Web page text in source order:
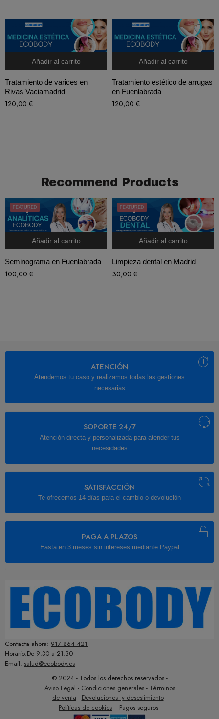
Añadir al carrito
Tratamiento de varices en
Rivas Vaciamadrid
120,00 €
Añadir al carrito
Tratamiento estético de arrugas
en Fuenlabrada
120,00 €
Recommend Products
FEATURED
Añadir al carrito
Seminograma en Fuenlabrada
100,00 €
FEATURED
Añadir al carrito
Limpieza dental en Madrid
30,00 €
ATENCIÓN
Atendemos tu caso y realizamos todas las gestiones
necesarias
SOPORTE 24/7
Atención directa y personalizada para atender tus
necesidades
SATISFACCIÓN
Te ofrecemos 14 días para el cambio o devolución
PAGA A PLAZOS
Hasta en 3 meses sin intereses mediante Paypal
Contacta ahora: 917 864 421
Horario:De 9:30 a 21:30
Email: salud@ecobody.es
© 2024 - Todos los derechos reservados -
Aviso Legal - Condiciones generales- Términos
de venta - Devoluciones y desestimiento-
Políticas de cookies - Pagos seguros